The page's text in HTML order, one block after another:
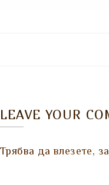
LEAVE YOUR
Трябва давлезете,